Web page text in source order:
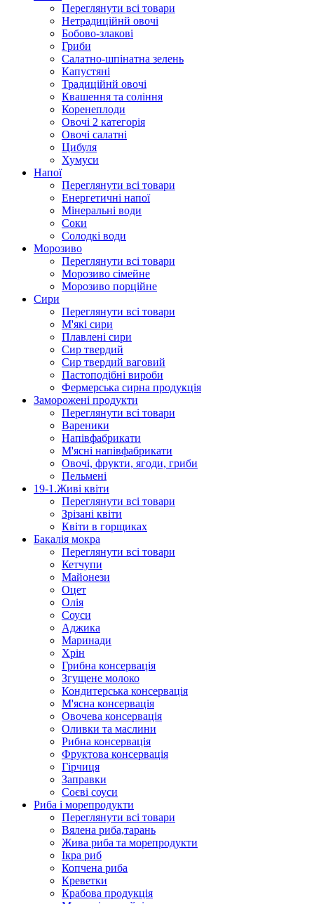
Переглянути всі товари
Нетрадиційнй овочі
Бобово-злакові
Гриби
Салатно-шпінатна зелень
Капустяні
Традиційнй овочі
Квашення та соління
Корeнеплоди
Овочі 2 категорія
Овочі салатні
Цибуля
Хумуси
Напої
Переглянути всі товари
Енергетичні напої
Мінеральні води
Соки
Солодкі води
Морозиво
Переглянути всі товари
Морозиво сімейне
Морозиво порційне
Сири
Переглянути всі товари
М'які сири
Плавлені сири
Сир твердий
Сир твердий ваговий
Пастоподібні вироби
Фермерська сирна продукція
Заморожені продукти
Переглянути всі товари
Вареники
Напівфабрикати
М'ясні напівфабрикати
Овочі, фрукти, ягоди, гриби
Пельмені
19-1.Живі квіти
Переглянути всі товари
Зрізані квіти
Квіти в горщиках
Бакалія мокра
Переглянути всі товари
Кетчупи
Майонези
Оцет
Олія
Соуси
Аджика
Маринади
Хрін
Грибна консервація
Згущене молоко
Кондитерська консервація
М'ясна консервація
Овочева консервація
Оливки та маслини
Рибна консервація
Фруктова консервація
Гірчиця
Заправки
Соєві соуси
Риба і морепродукти
Переглянути всі товари
Вялена риба,тарань
Жива риба та морепродукти
Ікра риб
Копчена риба
Крeветки
Крабова продукція